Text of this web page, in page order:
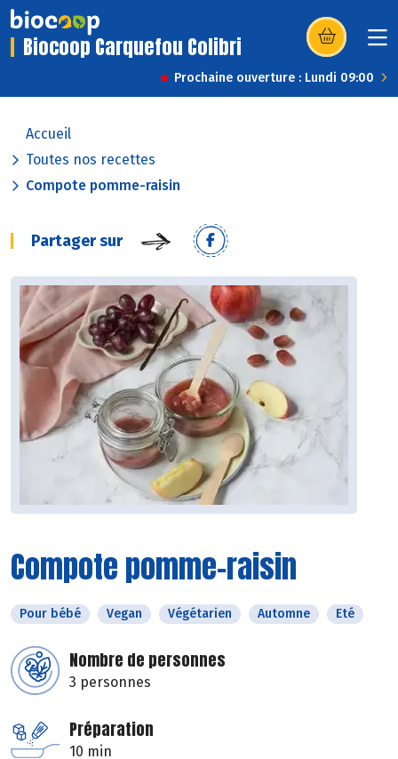
Biocoop Carquefou Colibri (s’ouvre dans
Prochaine ouverture : Lundi 09:00
Accueil
Toutes nos recettes
Compote pomme-raisin
Partager sur
Compote pomme-raisin
Pour bébé Vegan Végétarien Automne Eté
Nombre de personnes
3 personnes
Préparation
10 min